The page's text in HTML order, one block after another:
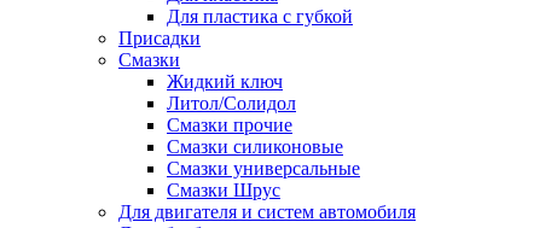
Для пластика с губкой
Присадки
Смазки
Жидкий ключ
Литол/Солидол
Смазки прочие
Смазки силиконовые
Смазки универсальные
Смазки Шрус
Для двигателя и систем автомобиля